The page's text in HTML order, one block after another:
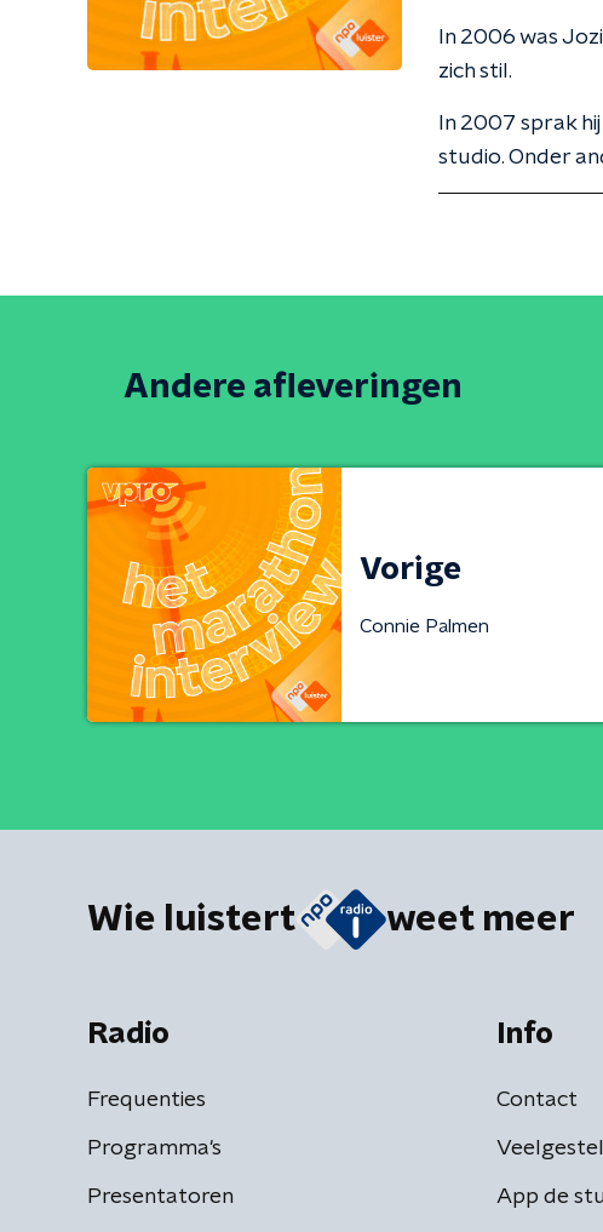
In 2006 was
zich stil.
In 2007 sprak
studio. Onder
Andere afleveringen
Vorige
Connie Palmen
Wie luistert weet meer
Radio
Frequenties
Programma's
Presentatoren
Info
Contact
App de